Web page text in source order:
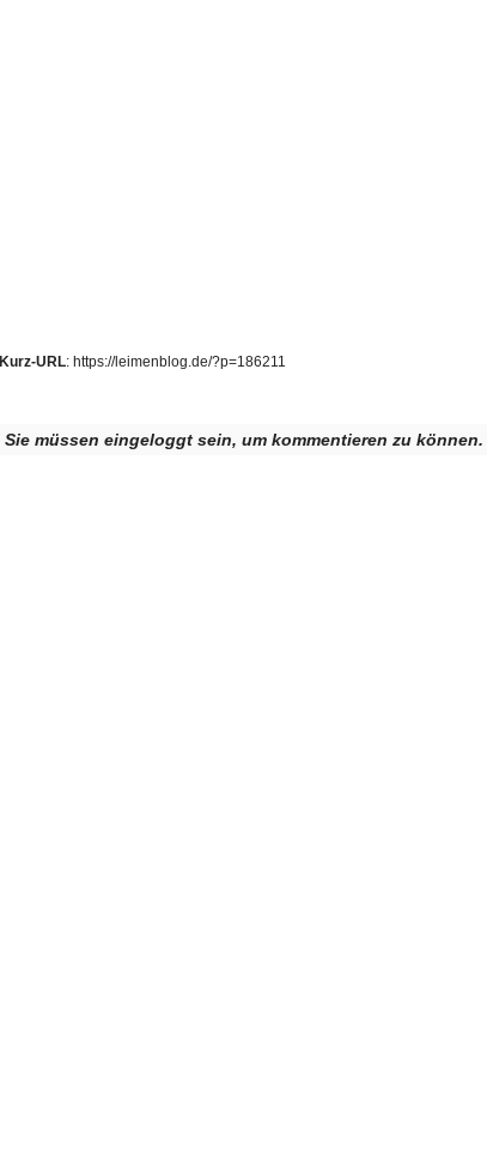
Kurz-URL: https://leimenblog.de/?p=186211
Sie müssen eingeloggt sein, um kommentieren zu können.